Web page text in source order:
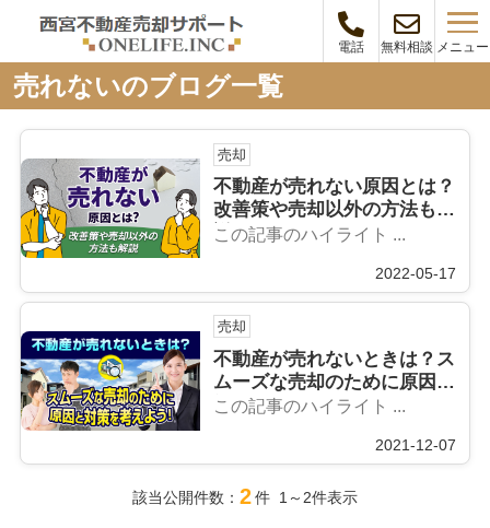
電話 無料相談 メニュー
売れないのブログ一覧
売却
不動産が売れない原因とは？
改善策や売却以外の方法も解
説！
この記事のハイライト ...
2022-05-17
売却
不動産が売れないときは？ス
ムーズな売却のために原因と
対策を考えよう！
この記事のハイライト ...
2021-12-07
該当公開件数： 2件 1～2件表示